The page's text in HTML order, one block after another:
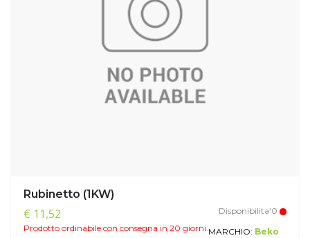
Rubinetto (1KW)
€ 11,52
Disponibilita'0
Prodotto ordinabile con consegna in 20 giorni.MARCHIO: Beko